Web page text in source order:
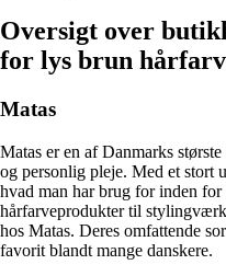
Oversigt over
for lys brun
Matas
Matas er en af Danmarks
og personlig pleje. Med et stort
hvad man har brug for inden
hårfarveprodukter til
hos Matas. Deres omfattende
favorit blandt mange danskere.